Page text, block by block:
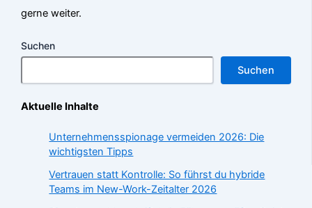
gerne weiter.
Suchen
Suchen
Aktuelle Inhalte
Unternehmensspionage vermeiden 2026: Die
wichtigsten Tipps
Vertrauen statt Kontrolle: So führst du hybride
Teams im New-Work-Zeitalter 2026